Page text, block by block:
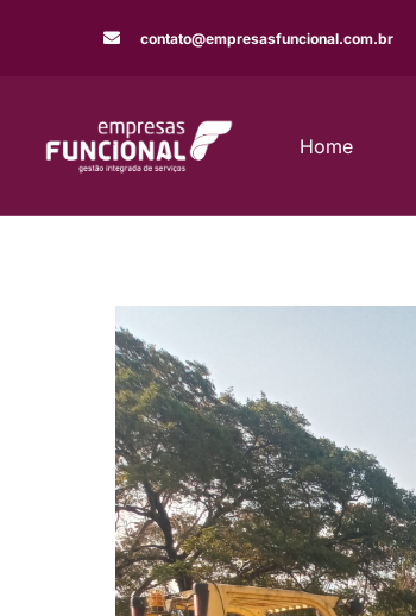
contato@empresasfuncional.com.br
Home